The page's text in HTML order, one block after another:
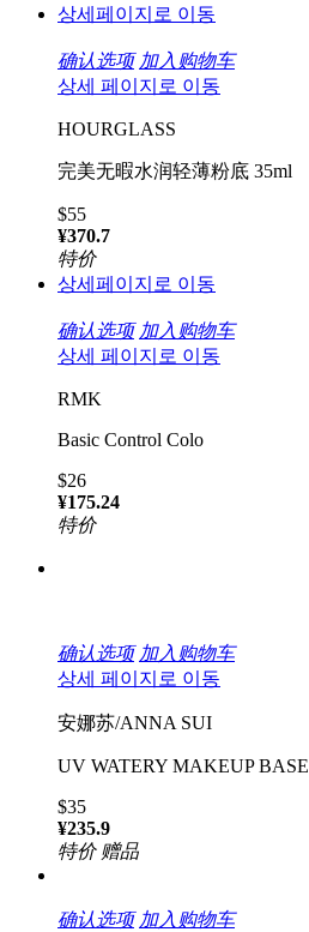
상세페이지로 이동
确认选项 加入购物车
상세 페이지로 이동
HOURGLASS
完美无暇水润轻薄粉底 35ml
$55
¥370.7
特价
상세페이지로 이동
确认选项 加入购物车
상세 페이지로 이동
RMK
Basic Control Colo
$26
¥175.24
特价
确认选项 加入购物车
상세 페이지로 이동
安娜苏/ANNA SUI
UV WATERY MAKEUP BASE
$35
¥235.9
特价 赠品
确认选项 加入购物车